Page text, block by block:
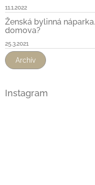
11.1.2022
Ženská bylinná
domova?
25.3.2021
Archív
Instagram